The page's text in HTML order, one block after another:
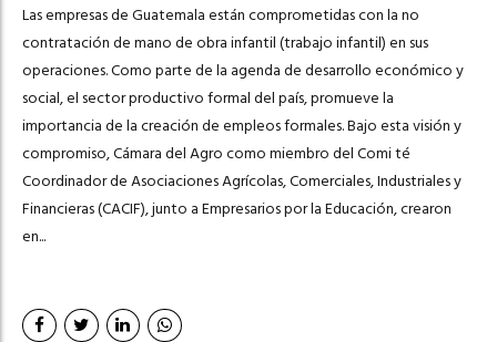
Las empresas de Guatemala están comprometidas con la no
contratación de mano de obra infantil (trabajo infantil) en sus
operaciones. Como parte de la agenda de desarrollo económico y
social, el sector productivo formal del país, promueve la
importancia de la creación de empleos formales. Bajo esta visión y
compromiso, Cámara del Agro como miembro del Comi té
Coordinador de Asociaciones Agrícolas, Comerciales, Industriales y
Financieras (CACIF), junto a Empresarios por la Educación, crearon
en...